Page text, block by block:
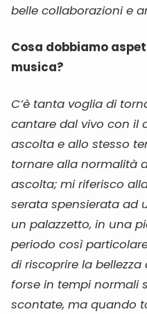
belle collaborazioni e
Cosa dobbiamo
musica?
C’è tanta voglia di
cantare dal vivo con il
ascolta e allo stesso
tornare alla normalità
ascolta; mi riferisco
serata spensierata ad
un palazzetto, in una
periodo così
di riscoprire la
forse in tempi normali
scontate, ma quando